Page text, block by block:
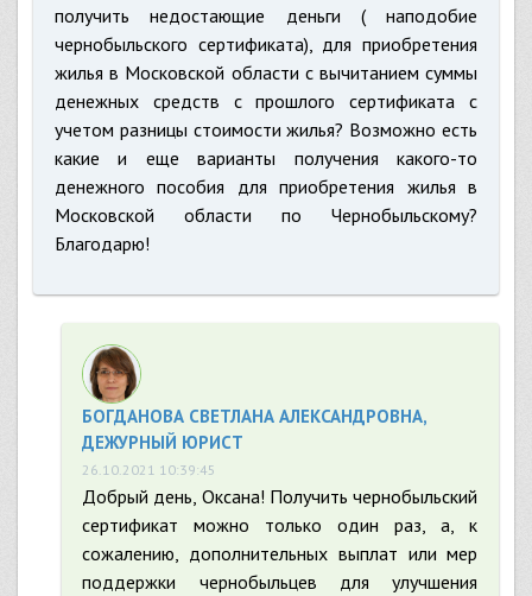
получить недостающие деньги ( наподобие
чернобыльского сертификата), для приобретения
жилья в Московской области с вычитанием суммы
денежных средств с прошлого сертификата с
учетом разницы стоимости жилья? Возможно есть
какие и еще варианты получения какого-то
денежного пособия для приобретения жилья в
Московской области по Чернобыльскому?
Благодарю!
БОГДАНОВА СВЕТЛАНА АЛЕКСАНДРОВНА,
ДЕЖУРНЫЙ ЮРИСТ
26.10.2021 10:39:45
Добрый день, Оксана! Получить чернобыльский
сертификат можно только один раз, а, к
сожалению, дополнительных выплат или мер
поддержки чернобыльцев для улучшения